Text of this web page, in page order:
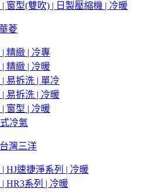
| 窗型(雙吹) | 日製壓縮機 | 冷暖
菱
精緻 | 冷專
精緻 | 冷暖
| 易拆洗 | 單冷
| 易拆洗 | 冷暖
窗型 | 冷暖
冷氣
灣三洋
| HJ速捷淨系列 | 冷暖
HR3系列 | 冷暖